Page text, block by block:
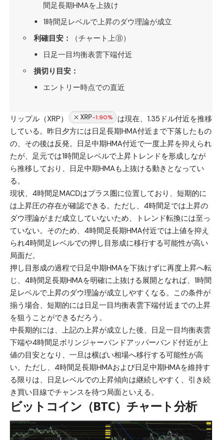
間足長期HMAを上抜け
1時間足レベルで上昇のダウ理論が成立
利確目安：
（チャート上Ⓑ）
日足一目均衡表雲下端付近
損切り目安：
エントリー時点での直近
リップル（XRP） XRP-1.90%
は現在、1.35ドル付近を推移
している。昨日夕方には日足長期HMA付近まで下落したもの
の、その後は反発。日足中期HMA付近で一度上昇を抑えられ
たが、足元では1時間足レベルで上昇トレンドを形成しなが
ら推移しており、日足中期HMAも上抜ける動きとなってい
る。
現状、4時間足MACDはプラス圏に位置しており、短期的に
は上昇圧の存在が確認できる。ただし、4時間足では上昇の
ダウ理論がまだ成立していないため、トレンド転換には至っ
ていない。そのため、4時間足長期HMA付近では上値を抑え
られ4時間足レベルでの押し目形成に移行する可能性が高い
局面だ。
押し目形成の過程で日足中期HMAを下抜けずに再度上昇へ転
じ、4時間足長期HMAを明確に上抜ける展開となれば、1時間
足レベルで上昇のダウ理論が成立しやすくなる。この条件が
揃う場合、短期的には日足一目均衡表雲下端付近までの上昇
を狙うことができるだろう。
中長期的には、上記の上昇が成立した後、日足一目均衡表雲
下端や4時間足ボリンジャーバンドアッパーバンド付近が上
値の目安となり、一旦は横ばい相場へ移行する可能性が高
い。ただし、4時間足長期HMAおよび日足中期HMAを維持す
る限りは、日足レベルでの上昇傾向は継続しやすく、引き続
き買い目線でチャンスを待つ局面といえる。
ビットコイン（BTC）チャート分析